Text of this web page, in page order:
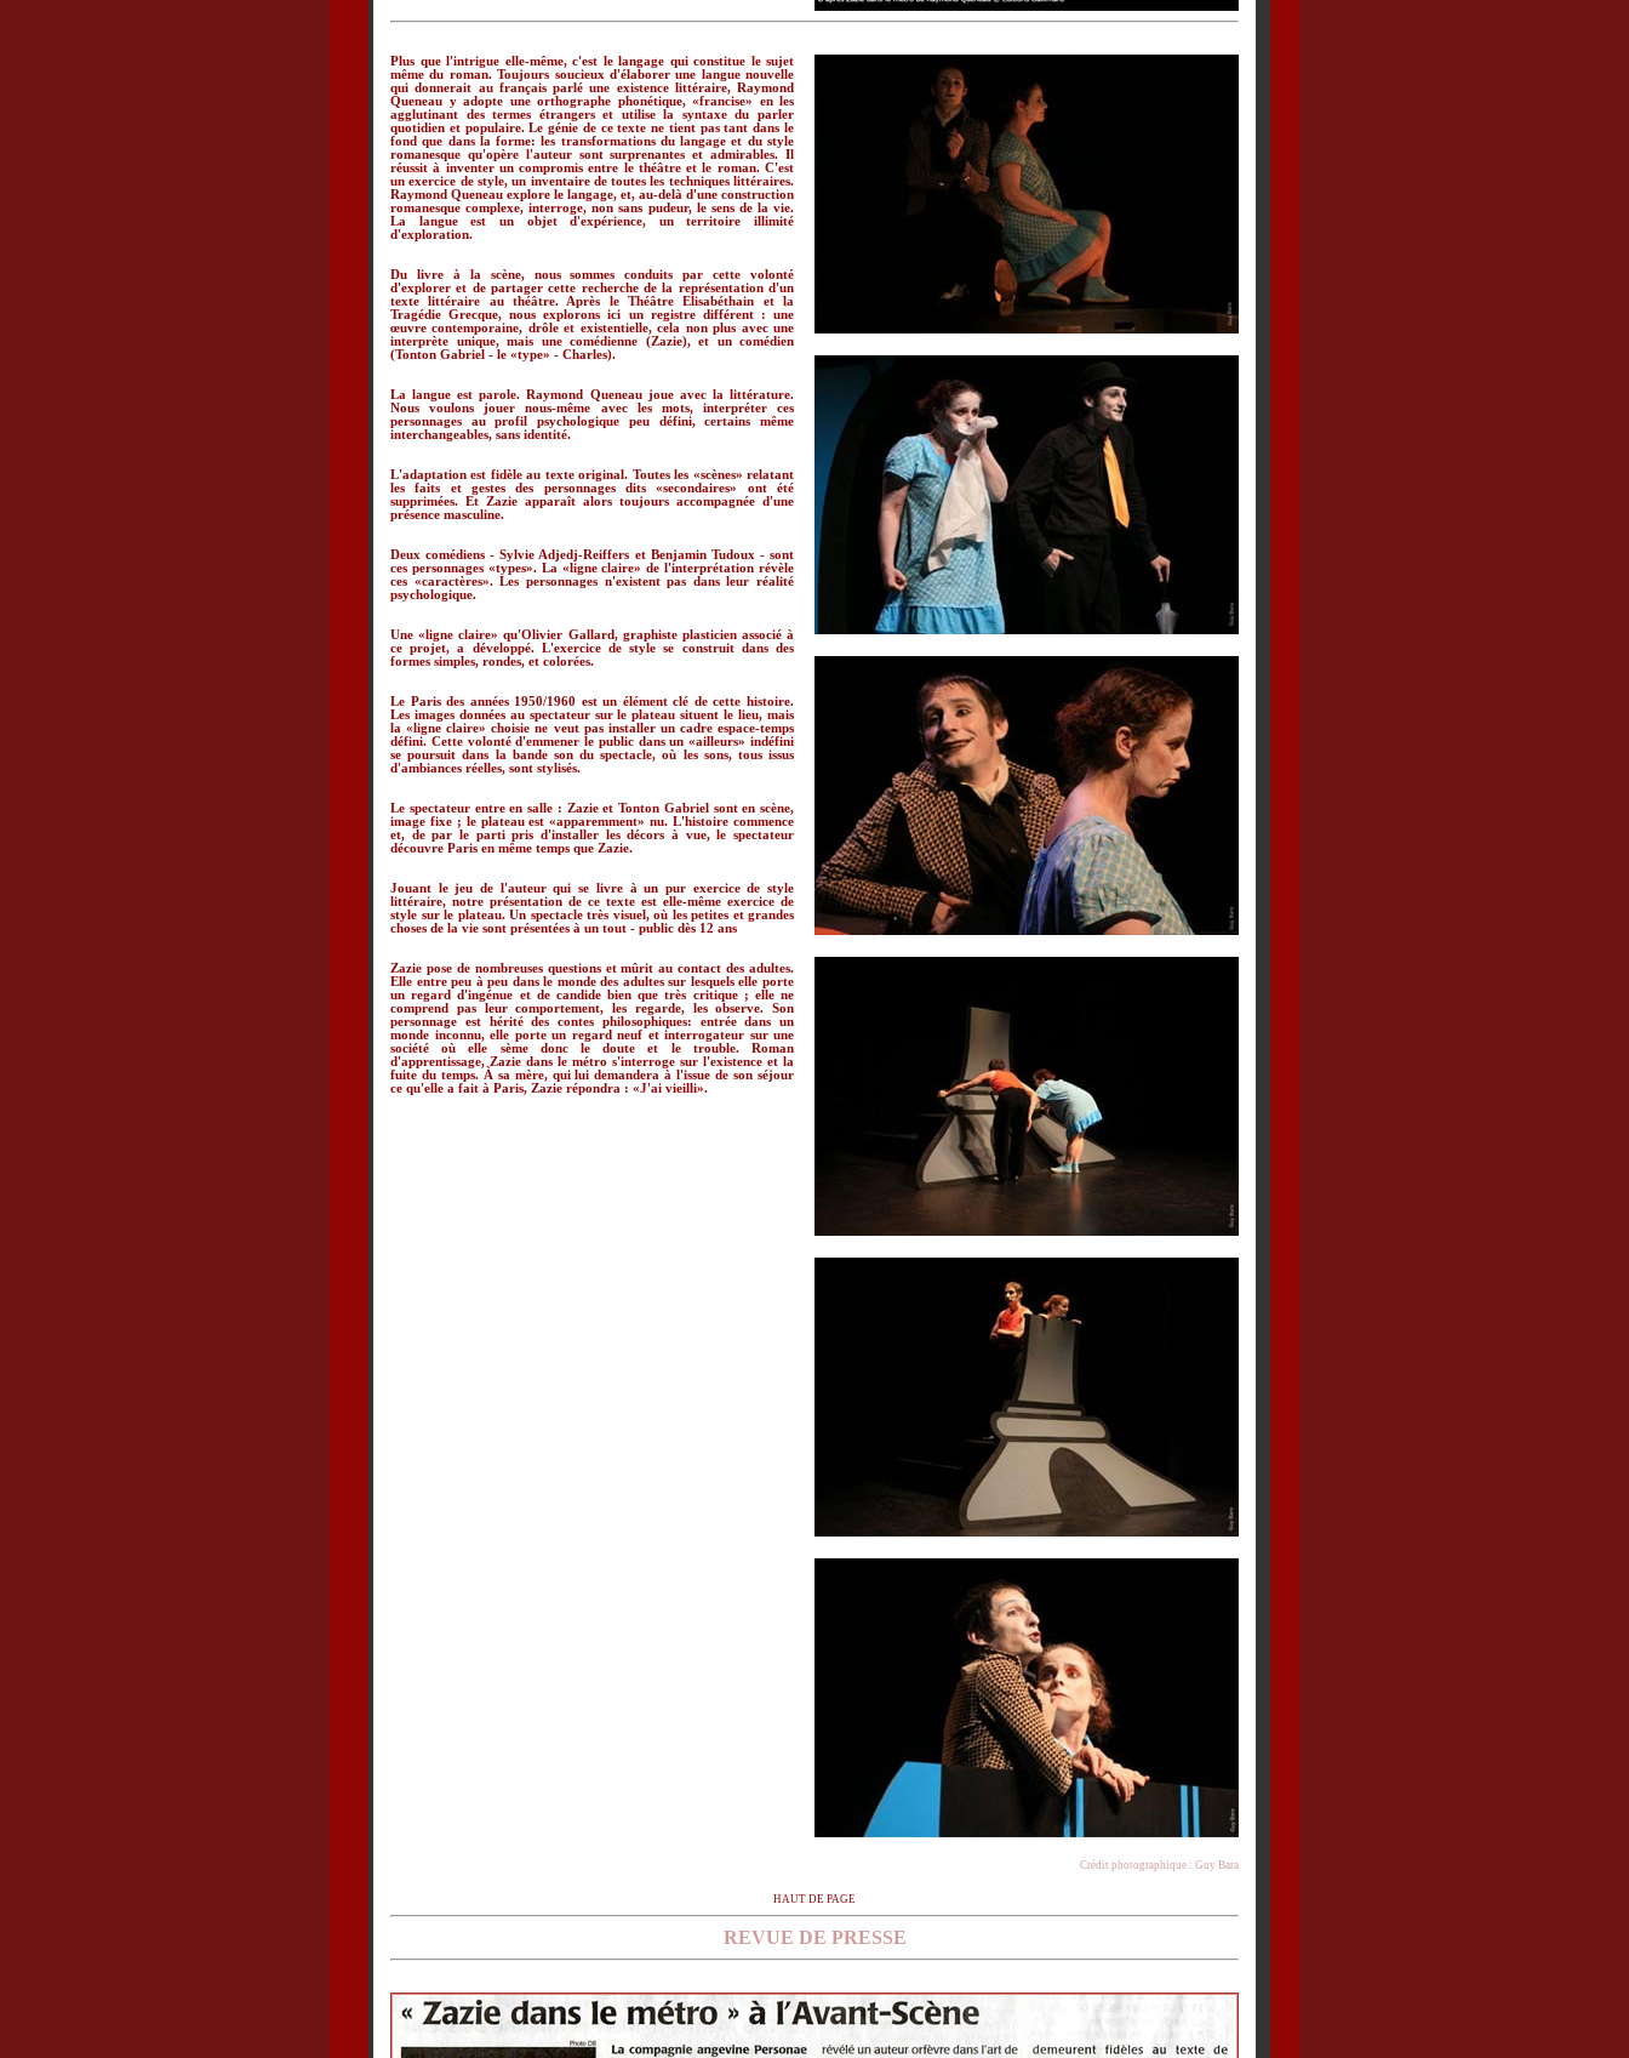
Plus que l'intrigue elle-même, c'est le langage qui constitue le sujet
même du roman. Toujours soucieux d'élaborer une langue nouvelle
qui donnerait au français parlé une existence littéraire, Raymond
Queneau y adopte une orthographe phonétique, «francise» en les
agglutinant des termes étrangers et utilise la syntaxe du parler
quotidien et populaire. Le génie de ce texte ne tient pas tant dans le
fond que dans la forme: les transformations du langage et du style
romanesque qu'opère l'auteur sont surprenantes et admirables. Il
réussit à inventer un compromis entre le théâtre et le roman. C'est
un exercice de style, un inventaire de toutes les techniques littéraires.
Raymond Queneau explore le langage, et, au-delà d'une construction
romanesque complexe, interroge, non sans pudeur, le sens de la vie.
La langue est un objet d'expérience, un territoire illimité
d'exploration.
Du livre à la scène, nous sommes conduits par cette volonté
d'explorer et de partager cette recherche de la représentation d'un
texte littéraire au théâtre. Après le Théâtre Elisabéthain et la
Tragédie Grecque, nous explorons ici un registre différent : une
œuvre contemporaine, drôle et existentielle, cela non plus avec une
interprète unique, mais une comédienne (Zazie), et un comédien
(Tonton Gabriel - le «type» - Charles).
La langue est parole. Raymond Queneau joue avec la littérature.
Nous voulons jouer nous-même avec les mots, interpréter ces
personnages au profil psychologique peu défini, certains même
interchangeables, sans identité.
L'adaptation est fidèle au texte original. Toutes les «scènes» relatant
les faits et gestes des personnages dits «secondaires» ont été
supprimées. Et Zazie apparaît alors toujours accompagnée d'une
présence masculine.
Deux comédiens - Sylvie Adjedj-Reiffers et Benjamin Tudoux - sont
ces personnages «types». La «ligne claire» de l'interprétation révèle
ces «caractères». Les personnages n'existent pas dans leur réalité
psychologique.
Une «ligne claire» qu'Olivier Gallard, graphiste plasticien associé à
ce projet, a développé. L'exercice de style se construit dans des
formes simples, rondes, et colorées.
Le Paris des années 1950/1960 est un élément clé de cette histoire.
Les images données au spectateur sur le plateau situent le lieu, mais
la «ligne claire» choisie ne veut pas installer un cadre espace-temps
défini. Cette volonté d'emmener le public dans un «ailleurs» indéfini
se poursuit dans la bande son du spectacle, où les sons, tous issus
d'ambiances réelles, sont stylisés.
Le spectateur entre en salle : Zazie et Tonton Gabriel sont en scène,
image fixe ; le plateau est «apparemment» nu. L'histoire commence
et, de par le parti pris d'installer les décors à vue, le spectateur
découvre Paris en même temps que Zazie.
Jouant le jeu de l'auteur qui se livre à un pur exercice de style
littéraire, notre présentation de ce texte est elle-même exercice de
style sur le plateau. Un spectacle très visuel, où les petites et grandes
choses de la vie sont présentées à un tout - public dès 12 ans
Zazie pose de nombreuses questions et mûrit au contact des adultes.
Elle entre peu à peu dans le monde des adultes sur lesquels elle porte
un regard d'ingénue et de candide bien que très critique ; elle ne
comprend pas leur comportement, les regarde, les observe. Son
personnage est hérité des contes philosophiques: entrée dans un
monde inconnu, elle porte un regard neuf et interrogateur sur une
société où elle sème donc le doute et le trouble. Roman
d'apprentissage, Zazie dans le métro s'interroge sur l'existence et la
fuite du temps. À sa mère, qui lui demandera à l'issue de son séjour
ce qu'elle a fait à Paris, Zazie répondra : «J'ai vieilli».
Crédit photographique : Guy Bara
HAUT DE PAGE
REVUE DE PRESSE